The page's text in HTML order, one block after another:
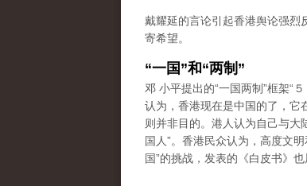
戴耀延的言论引起香港舆论强烈
寄希望。
“一国”和“两制”
邓 小平提出的“一国两制”框架“
认为，香港现在是中国的了，它
则并非目的。港人认为自己与大
国人”。香港民众认为，高度文
国”的挑战，发表的《白皮书》